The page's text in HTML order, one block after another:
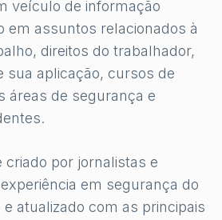
veículo de informação
em assuntos relacionados à
direitos do trabalhador,
sua aplicação, cursos de
áreas de segurança e
criado por jornalistas e
em segurança do
atualizado com as principais